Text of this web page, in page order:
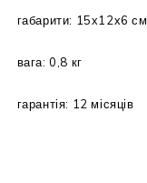
габарити: 15х12х6 см
вага: 0,8 кг
гарантія: 12 місяців